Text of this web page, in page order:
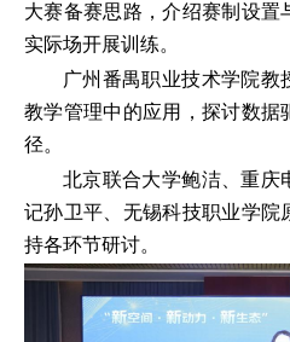
大赛备赛思路，介绍赛制设置
实际场开展训练。
广州番禺职业技术学院教
教学管理中的应用，探讨数据
径。
北京联合大学鲍洁、重庆
记孙卫平、无锡科技职业学院
持各环节研讨。